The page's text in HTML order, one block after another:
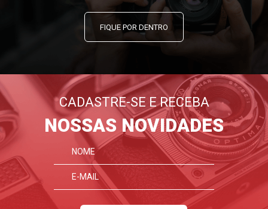
FIQUE POR DENTRO
CADASTRE-SE E RECEBA
NOSSAS NOVIDADES